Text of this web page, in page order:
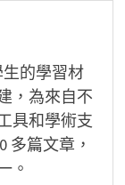
的學習材
，為來自不
具和學術支
多篇文章，
。